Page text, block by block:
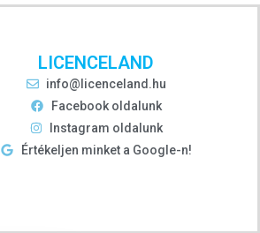
LICENCELAND
info@licenceland.hu
Facebook oldalunk
Instagram oldalunk
Értékeljen minket a Google-n!